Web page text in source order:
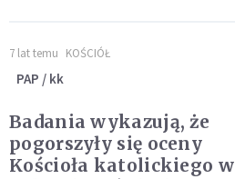
7 lat temu KOŚCIÓŁ
PAP / kk
Badania wykazują, że
pogorszyły się oceny
Kościoła katolickiego w